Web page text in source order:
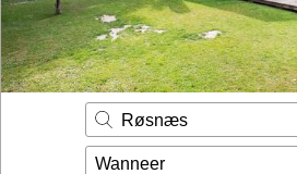
Røsnæs
Wanneer